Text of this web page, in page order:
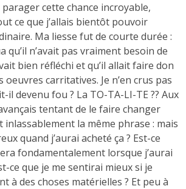
cette chance incroyable,
ce que j’allais bientôt pouvoir
Ma liesse fut de courte durée :
qu’il n’avait pas vraiment besoin de
bien réfléchi et qu’il allait faire don
oeuvres carritatives. Je n’en crus pas
il devenu fou ? La TO-TA-LI-TE ?? Aux
tentant de le faire changer
inlassablement la même phrase : mais
quand j’aurai acheté ça ? Est-ce
fondamentalement lorsque j’aurai
ce que je me sentirai mieux si je
à des choses matérielles ? Et peu à